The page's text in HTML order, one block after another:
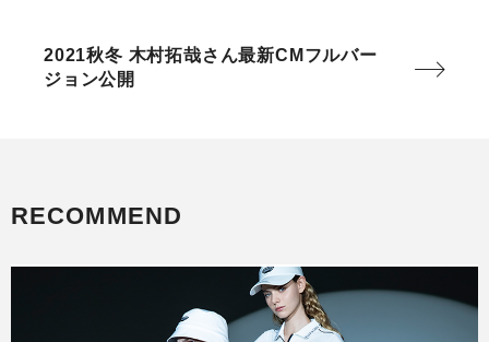
RECOMMEND
2021秋冬 木村拓哉さん最新CMフルバー
ジョン公開